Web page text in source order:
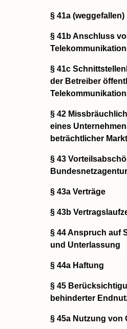
§ 41a (weggefallen)
§ 41b Anschluss
§ 41c
der Betreiber
§ 42
eines
beträchtlicher
§ 43
Bundesnetzagentur
§ 43a Verträge
§ 43b
§ 44 Anspruch auf
und Unterlassung
§ 44a Haftung
§ 45
behinderter
§ 45a Nutzung von